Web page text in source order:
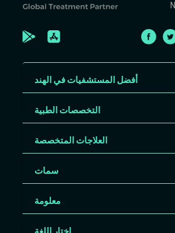
أفضل المستشفيات في الهند
التخصصات الطبية
العلاجات المتخصصة
سمات
معلومة